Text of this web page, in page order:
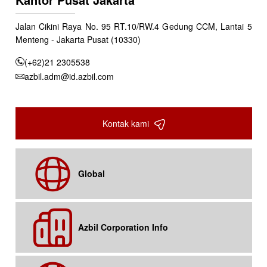
Jalan Cikini Raya No. 95 RT.10/RW.4 Gedung CCM, Lantai 5
Menteng - Jakarta Pusat (10330)
(+62)21 2305538
azbil.adm@id.azbil.com
Kontak kami
Global
Azbil Corporation Info